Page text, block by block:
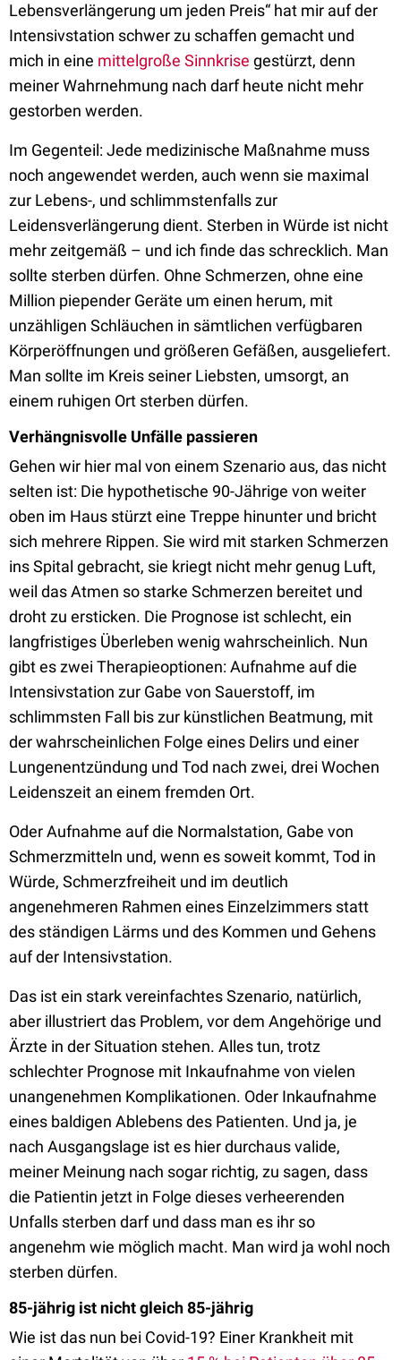
Lebensverlängerung um jeden Preis“ hat mir auf der
Intensivstation schwer zu schaffen gemacht und
mich in eine mittelgroße Sinnkrise gestürzt, denn
meiner Wahrnehmung nach darf heute nicht mehr
gestorben werden.
Im Gegenteil: Jede medizinische Maßnahme muss
noch angewendet werden, auch wenn sie maximal
zur Lebens-, und schlimmstenfalls zur
Leidensverlängerung dient. Sterben in Würde ist nicht
mehr zeitgemäß – und ich finde das schrecklich. Man
sollte sterben dürfen. Ohne Schmerzen, ohne eine
Million piepender Geräte um einen herum, mit
unzähligen Schläuchen in sämtlichen verfügbaren
Körperöffnungen und größeren Gefäßen, ausgeliefert.
Man sollte im Kreis seiner Liebsten, umsorgt, an
einem ruhigen Ort sterben dürfen.
Verhängnisvolle Unfälle passieren
Gehen wir hier mal von einem Szenario aus, das nicht
selten ist: Die hypothetische 90-Jährige von weiter
oben im Haus stürzt eine Treppe hinunter und bricht
sich mehrere Rippen. Sie wird mit starken Schmerzen
ins Spital gebracht, sie kriegt nicht mehr genug Luft,
weil das Atmen so starke Schmerzen bereitet und
droht zu ersticken. Die Prognose ist schlecht, ein
langfristiges Überleben wenig wahrscheinlich. Nun
gibt es zwei Therapieoptionen: Aufnahme auf die
Intensivstation zur Gabe von Sauerstoff, im
schlimmsten Fall bis zur künstlichen Beatmung, mit
der wahrscheinlichen Folge eines Delirs und einer
Lungenentzündung und Tod nach zwei, drei Wochen
Leidenszeit an einem fremden Ort.
Oder Aufnahme auf die Normalstation, Gabe von
Schmerzmitteln und, wenn es soweit kommt, Tod in
Würde, Schmerzfreiheit und im deutlich
angenehmeren Rahmen eines Einzelzimmers statt
des ständigen Lärms und des Kommen und Gehens
auf der Intensivstation.
Das ist ein stark vereinfachtes Szenario, natürlich,
aber illustriert das Problem, vor dem Angehörige und
Ärzte in der Situation stehen. Alles tun, trotz
schlechter Prognose mit Inkaufnahme von vielen
unangenehmen Komplikationen. Oder Inkaufnahme
eines baldigen Ablebens des Patienten. Und ja, je
nach Ausgangslage ist es hier durchaus valide,
meiner Meinung nach sogar richtig, zu sagen, dass
die Patientin jetzt in Folge dieses verheerenden
Unfalls sterben darf und dass man es ihr so
angenehm wie möglich macht. Man wird ja wohl noch
sterben dürfen.
85-jährig ist nicht gleich 85-jährig
Wie ist das nun bei Covid-19? Einer Krankheit mit